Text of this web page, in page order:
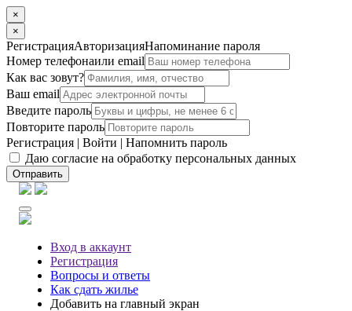
×
×
РегистрацияАвторизацияНапоминание пароля
Номер телефонаили email
Как вас зовут?
Ваш email
Введите пароль
Повторите пароль
Регистрация | Войти | Напомнить пароль
Даю согласие на обработку персональных данных
Отправить
Вход в аккаунт
Регистрация
Вопросы и ответы
Как сдать жилье
Добавить на главный экран